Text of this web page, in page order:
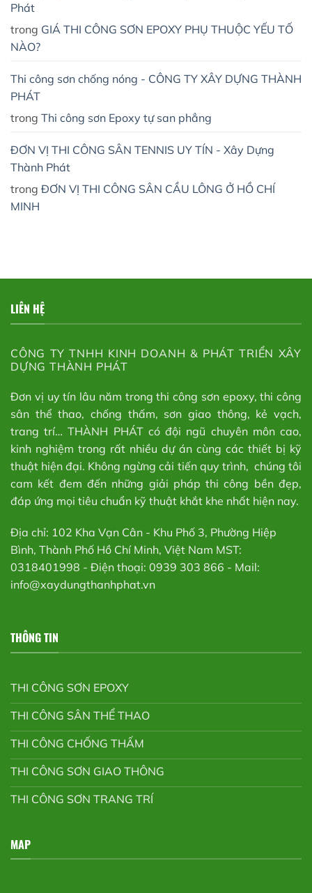
Phát
trong GIÁ THI CÔNG SƠN EPOXY PHỤ THUỘC YẾU TỐ
NÀO?
Thi công sơn chống nóng - CÔNG TY XÂY DỰNG THÀNH
PHÁT
trong Thi công sơn Epoxy tự san phẳng
ĐƠN VỊ THI CÔNG SÂN TENNIS UY TÍN - Xây Dựng
Thành Phát
trong ĐƠN VỊ THI CÔNG SÂN CẦU LÔNG Ở HỒ CHÍ
MINH
LIÊN HỆ
CÔNG TY TNHH KINH DOANH & PHÁT TRIỂN XÂY
DỰNG THÀNH PHÁT
Đơn vị uy tín lâu năm trong thi công sơn epoxy, thi công
sân thể thao, chống thấm, sơn giao thông, kẻ vạch,
trang trí… THÀNH PHÁT có đội ngũ chuyên môn cao,
kinh nghiệm trong rất nhiều dự án cùng các thiết bị kỹ
thuật hiện đại. Không ngừng cải tiến quy trình, chúng tôi
cam kết đem đến những giải pháp thi công bền đẹp,
đáp ứng mọi tiêu chuẩn kỹ thuật khắt khe nhất hiện nay.
Địa chỉ: 102 Kha Vạn Cân - Khu Phố 3, Phường Hiệp
Bình, Thành Phố Hồ Chí Minh, Việt Nam MST:
0318401998 - Điện thoại: 0939 303 866 - Mail:
info@xaydungthanhphat.vn
THÔNG TIN
THI CÔNG SƠN EPOXY
THI CÔNG SÂN THỂ THAO
THI CÔNG CHỐNG THẤM
THI CÔNG SƠN GIAO THÔNG
THI CÔNG SƠN TRANG TRÍ
MAP